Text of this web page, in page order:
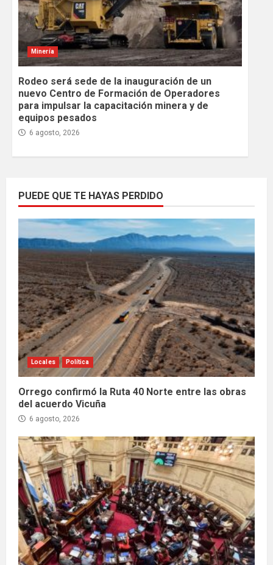
Minería
Rodeo será sede de la inauguración de un
nuevo Centro de Formación de Operadores
para impulsar la capacitación minera y de
equipos pesados
6 agosto, 2026
PUEDE QUE TE HAYAS PERDIDO
Locales Política
Orrego confirmó la Ruta 40 Norte entre las obras
del acuerdo Vicuña
6 agosto, 2026